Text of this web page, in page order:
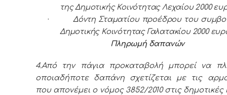
της Δημοτικής Κοινότητας Λεχαίου 2000
·
Δόντη Σταματίου προέδρου του
Δημοτικής Κοινότητας Γαλατακίου 2000
Πληρωμή δαπανών
4.Από την πάγια προκαταβολή μπορεί να
οποιαδήποτε δαπάνη σχετίζεται με τις
που απονέμει ο νόμος 3852/2010 στις δημοτικές